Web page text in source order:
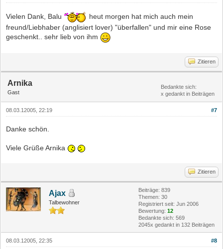
Vielen Dank, Balu
heut morgen hat mich auch mein
freund/Liebhaber (anglisiert lover) "überfallen" und mir eine Rose
geschenkt.. sehr lieb von ihm
Zitieren
Arnika
Gast
Bedankte sich:
x gedankt in Beiträgen
#7
08.03.12005, 22:19
Danke schön.
Viele Grüße Arnika
Zitieren
Ajax
Talbewohner
Beiträge: 839
Themen: 30
Registriert seit: Jun 2006
Bewertung: 12
Bedankte sich: 569
2045x gedankt in 132 Beiträgen
#8
08.03.12005, 22:35